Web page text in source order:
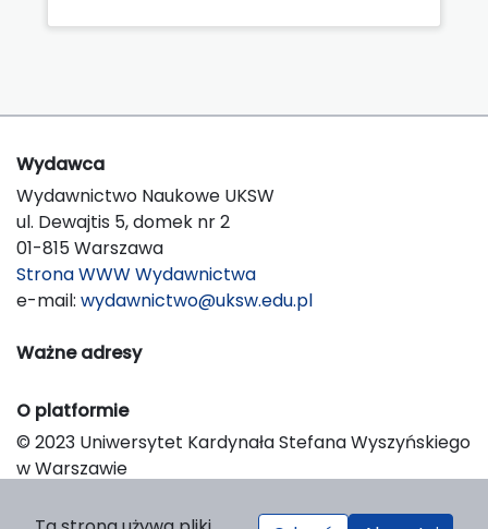
Wydawca
Wydawnictwo Naukowe UKSW
ul. Dewajtis 5, domek nr 2
01-815 Warszawa
Strona WWW Wydawnictwa
e-mail: wydawnictwo@uksw.edu.pl
Ważne adresy
O platformie
© 2023 Uniwersytet Kardynała Stefana Wyszyńskiego
w Warszawie
Platform & Workflow by OJS/PKP